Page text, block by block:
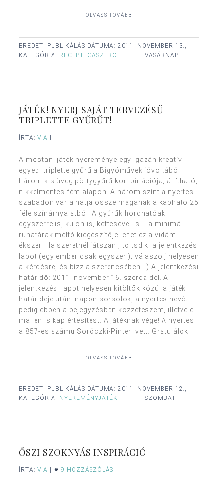
OLVASS TOVÁBB
EREDETI PUBLIKÁLÁS DÁTUMA: 2011. NOVEMBER 13.,
VASÁRNAP
KATEGÓRIA: RECEPT, GASZTRO
JÁTÉK! NYERJ SAJÁT TERVEZÉSŰ
TRIPLETTE GYŰRŰT!
ÍRTA: VIA |
A mostani játék nyereménye egy igazán kreatív,
egyedi triplette gyűrű a Bigyóművek jóvoltából:
három kis üveg pöttygyűrű kombinációja, állítható,
nikkelmentes fém alapon. A három színt a nyertes
szabadon variálhatja össze magának a kapható 25
féle színárnyalatból. A gyűrűk hordhatóak
egyszerre is, külön is, kettesével is -- a minimál-
ruhatárak méltó kiegészítője lehet ez a vidám
ékszer. Ha szeretnél játszani, töltsd ki a jelentkezési
lapot (egy ember csak egyszer!), válaszolj helyesen
a kérdésre, és bízz a szerencsében. :) A jelentkezési
határidő: 2011. november 16. szerda dél. A
jelentkezési lapot helyesen kitöltők közül a játék
határideje utáni napon sorsolok, a nyertes nevét
pedig ebben a bejegyzésben közzéteszem, illetve e-
mailen is kap értesítést. A játéknak vége! A nyertes
a 857-es számú Soróczki-Pintér Ivett. Gratulálok! ...
OLVASS TOVÁBB
EREDETI PUBLIKÁLÁS DÁTUMA: 2011. NOVEMBER 12.,
SZOMBAT
KATEGÓRIA: NYEREMÉNYJÁTÉK
ŐSZI SZOKNYÁS INSPIRÁCIÓ
ÍRTA: VIA 9 HOZZÁSZÓLÁS